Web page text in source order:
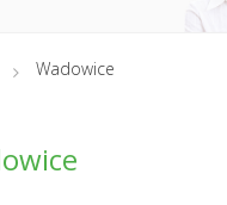
Wadowice